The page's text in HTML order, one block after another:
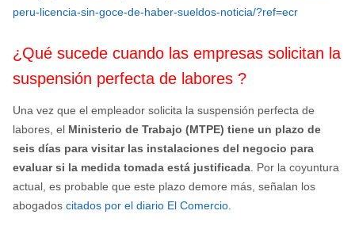
peru-licencia-sin-goce-de-haber-sueldos-noticia/?ref=ecr
¿Qué sucede cuando las empresas solicitan la
suspensión perfecta de labores ?
Una vez que el empleador solicita la suspensión perfecta de
labores, el Ministerio de Trabajo (MTPE) tiene un plazo de
seis días para visitar las instalaciones del negocio para
evaluar si la medida tomada está justificada. Por la coyuntura
actual, es probable que este plazo demore más, señalan los
abogados citados por el diario El Comercio.